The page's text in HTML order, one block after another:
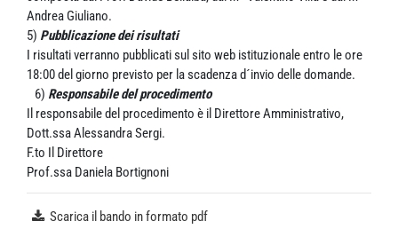
Andrea Giuliano.
5) Pubblicazione dei risultati
I risultati verranno pubblicati sul sito web istituzionale entro le ore
18:00 del giorno previsto per la scadenza d´invio delle domande.
6) Responsabile del procedimento
Il responsabile del procedimento è il Direttore Amministrativo,
Dott.ssa Alessandra Sergi.
F.to Il Direttore
Prof.ssa Daniela Bortignoni
Scarica il bando in formato pdf